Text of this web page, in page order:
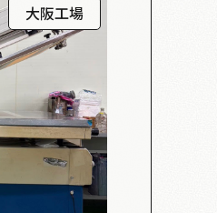
大阪工場